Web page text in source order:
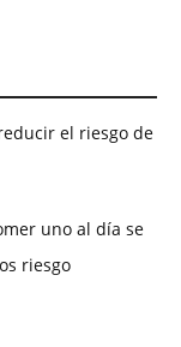
el riesgo de
uno al día se
riesgo